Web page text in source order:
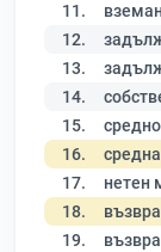
11.
12.
13.
14.
15.
16.
17. нетен
18.
19.